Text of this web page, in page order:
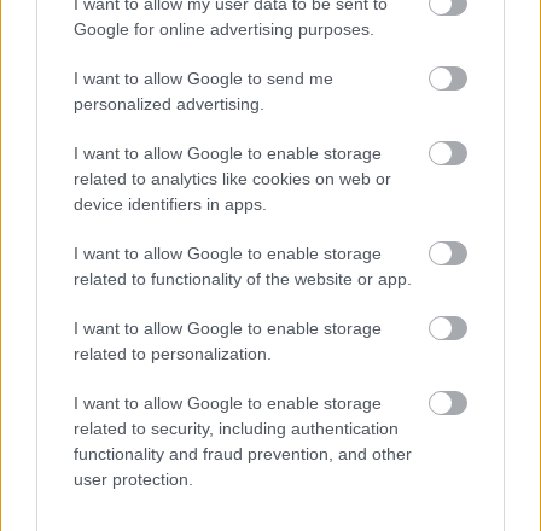
Google for online advertising purposes.
I want to allow Google to send me
personalized advertising.
I want to allow Google to enable storage
related to analytics like cookies on web or
device identifiers in apps.
I want to allow Google to enable storage
related to functionality of the website or app.
I want to allow Google to enable storage
related to personalization.
I want to allow Google to enable storage
related to security, including authentication
functionality and fraud prevention, and other
user protection.
tudjanak adni.
Zelenszkij ukrán elnök. Forrás: Anadolu/Ayhan Mehmet